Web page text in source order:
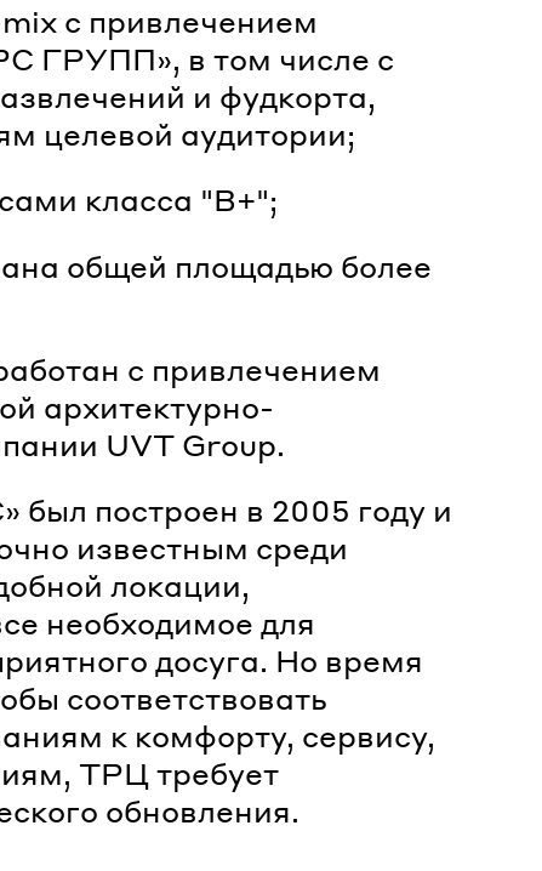
с привлечением
ГРУПП», в том числе с
и фудкорта,
целевой аудитории;
класса "В+";
общей площадью более
с привлечением
архитектурно-
UVT Group.
построен в 2005 году и
известным среди
локации,
необходимое для
досуга. Но время
соответствовать
к комфорту, сервису,
ТРЦ требует
обновления.